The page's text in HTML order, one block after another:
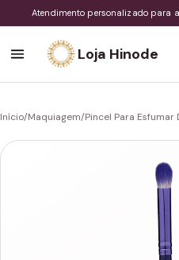
Atendimento personalizado para
Loja Hinode
Início/Maquiagem/Pincel Para Esfumar